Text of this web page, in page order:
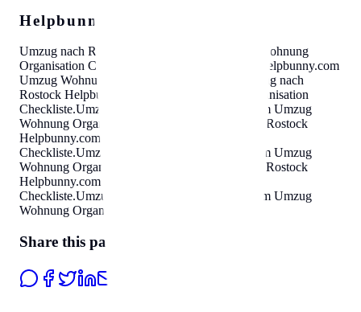
Helpbunny.com SEO Cloud
Umzug nach Rostock
Umzug Wohnung
Organisation Checkliste
Helpbunny.com
Umzug Wohnung Organisation Checkliste
Umzug nach
Rostock Helpbunny.com
Umzug Wohnung Organisation
Checkliste.Umzug nach Rostock Helpbunny.com Umzug
Wohnung Organisation Checkliste
Umzug nach Rostock
Helpbunny.com
Checkliste.Umzug nach Rostock Helpbunny.com Umzug
Wohnung Organisation Checkliste
Umzug nach Rostock
Helpbunny.com
Checkliste.Umzug nach Rostock Helpbunny.com Umzug
Wohnung Organisation Checkliste
Share this page